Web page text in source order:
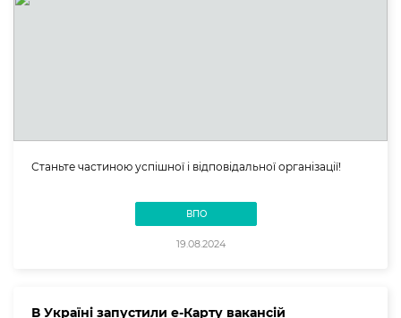
Станьте частиною успішної і відповідальної організації!
ВПО
19.08.2024
В Україні запустили е-Карту вакансій